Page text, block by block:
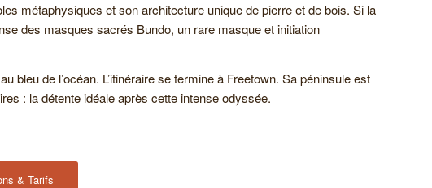
métaphysiques et son architecture unique de pierre et de bois. Si la
des masques sacrés Bundo, un rare masque et initiation
bleu de l’océan. L’itinéraire se termine à Freetown. Sa péninsule est
: la détente idéale après cette intense odyssée.
& Tarifs